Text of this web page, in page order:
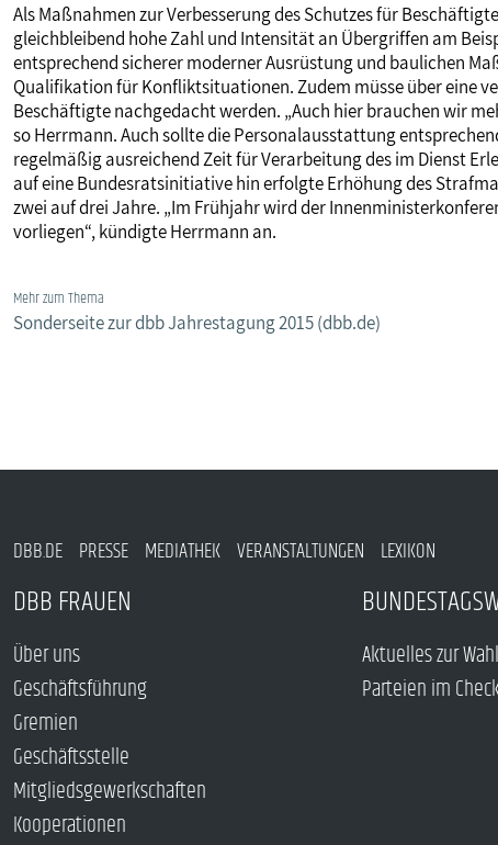
Als Maßnahmen zur Verbesserung des Schutzes für
gleichbleibend hohe Zahl und Intensität an Übergriffen am
entsprechend sicherer moderner Ausrüstung und baulichen
Qualifikation für Konfliktsituationen. Zudem müsse über eine
Beschäftigte nachgedacht werden. „Auch hier brauchen wir
so Herrmann. Auch sollte die Personalausstattung
regelmäßig ausreichend Zeit für Verarbeitung des im Dienst
auf eine Bundesratsinitiative hin erfolgte Erhöhung des
zwei auf drei Jahre. „Im Frühjahr wird der
vorliegen“, kündigte Herrmann an.
Mehr zum Thema
Sonderseite zur dbb Jahrestagung 2015 (dbb.de)
DBB.DE PRESSE MEDIATHEK VERANSTALTUNGEN LEXIKON
DBB FRAUEN
Über uns
Geschäftsführung
Gremien
Geschäftsstelle
Mitgliedsgewerkschaften
Kooperationen
Aktuelles zur Wahl
Parteien im